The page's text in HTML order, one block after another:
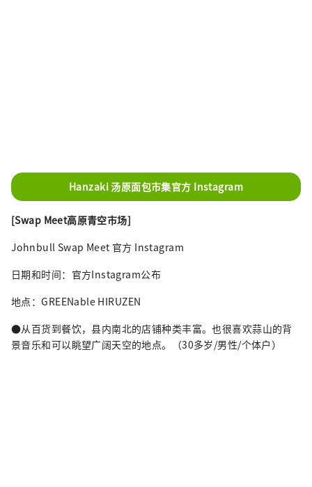
Hanzaki 汤原面包市集官方 Instagram
[Swap Meet高原青空市场]
Johnbull Swap Meet 官方 Instagram
日期和时间：官方Instagram公布
地点：GREENable HIRUZEN
●从百货到餐饮，县内南北的店铺种类丰富。也很喜欢蒜山的背
景音乐和可以眺望广阔天空的地点。（30多岁/男性/个体户）